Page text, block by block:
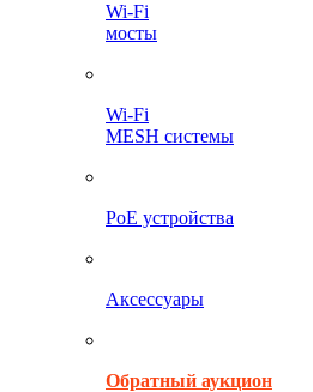
Wi-Fi
мосты
Wi-Fi
MESH системы
PoE устройства
Аксессуары
Обратный аукцион